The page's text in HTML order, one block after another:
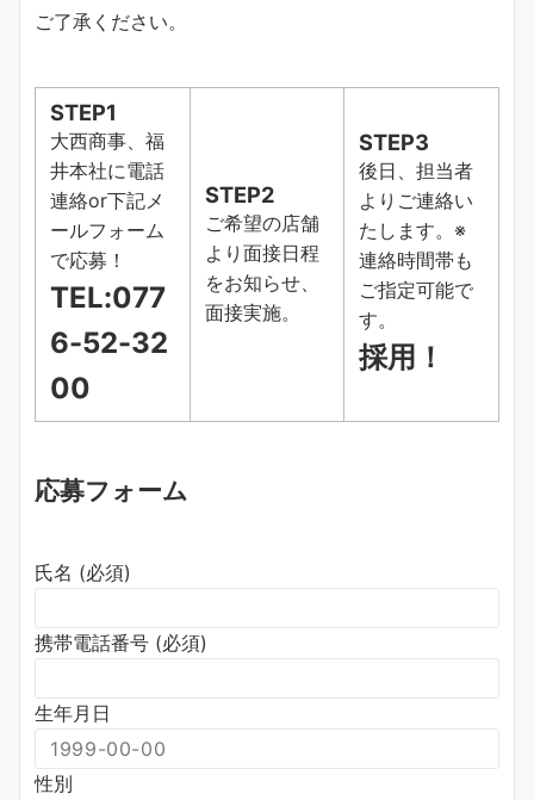
ご了承ください。
STEP1
大西商事、福
井本社に電話
連絡or下記メ
ールフォーム
で応募！
TEL:077
6-52-32
00
STEP2
ご希望の店舗
より面接日程
をお知らせ、
面接実施。
STEP3
後日、担当者
よりご連絡い
たします。※
連絡時間帯も
ご指定可能で
す。
採用！
応募フォーム
氏名 (必須)
携帯電話番号 (必須)
生年月日
性別